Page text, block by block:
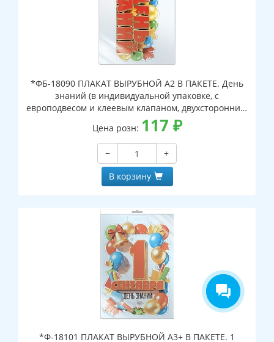
*ФБ-18090 ПЛАКАТ ВЫРУБНОЙ А2 В ПАКЕТЕ. День
знаний (в индивидуальной упаковке, с
европодвесом и клеевым клапаном, двухсторонний,
ВД-лак)
Цена розн: 117 ₽
−
+
В корзину
*Ф-18101 ПЛАКАТ ВЫРУБНОЙ А3+ В ПАКЕТЕ. 1